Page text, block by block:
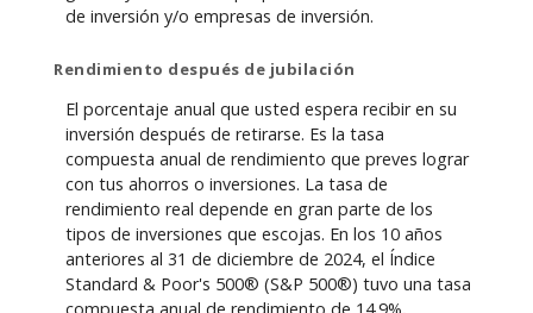
de inversión y/o empresas de inversión.
Rendimiento después de jubilación
El porcentaje anual que usted espera recibir en su
inversión después de retirarse. Es la tasa
compuesta anual de rendimiento que preves lograr
con tus ahorros o inversiones. La tasa de
rendimiento real depende en gran parte de los
tipos de inversiones que escojas. En los 10 años
anteriores al 31 de diciembre de 2024, el Índice
Standard & Poor's 500® (S&P 500®) tuvo una tasa